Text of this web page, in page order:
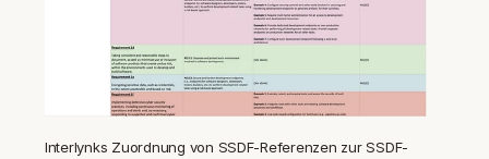
Interlynks Zuordnung von SSDF-Referenzen zur SSDF-